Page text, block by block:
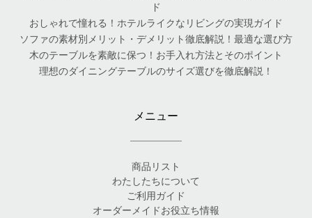
ド
おしゃれで憧れる！ホテルライクなリビングの実現ガイド
ソファの素材別メリット・デメリット徹底解説！最適な選び方
木のテーブルを素敵に保つ！お手入れ方法とそのポイント
理想のダイニングテーブルのサイズ選びを徹底解説！
メニュー
商品リスト
わたしたちについて
ご利用ガイド
オーダーメイドお役立ち情報